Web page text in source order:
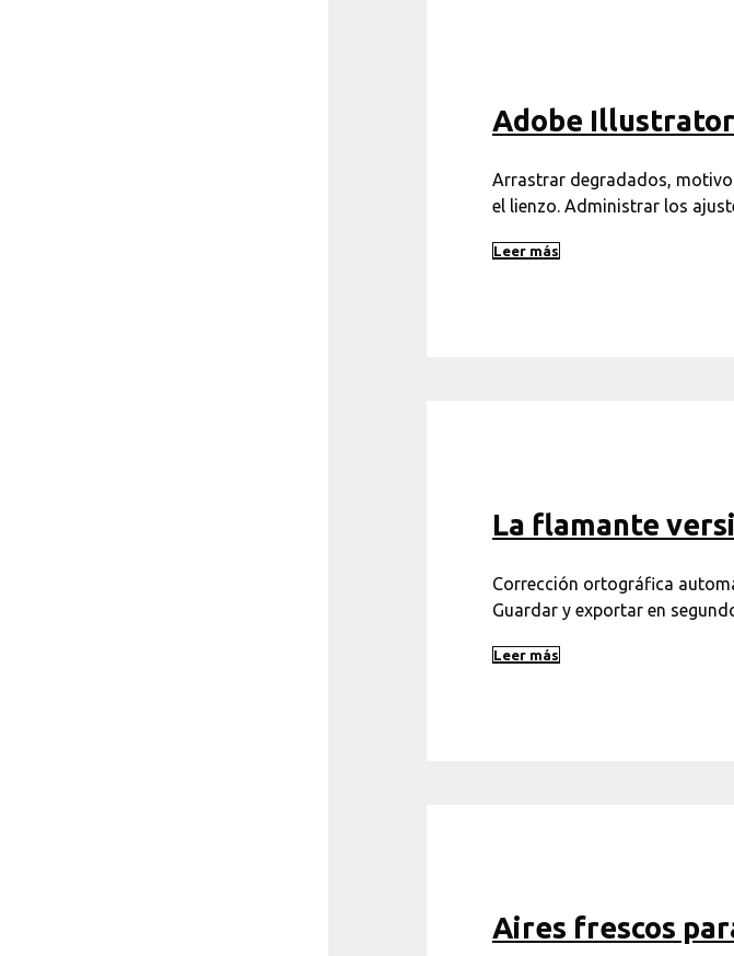
Adobe Illustrator
Arrastrar degradados,
el lienzo. Administrar los
Leer más
La flamante
Corrección ortográfica
Guardar y exportar en
Leer más
Aires frescos